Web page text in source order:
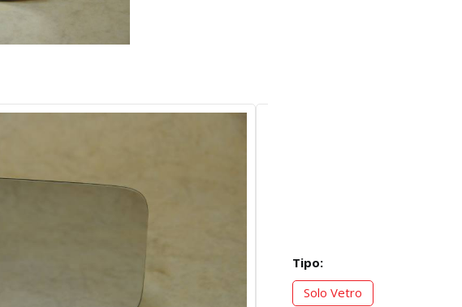
Tipo:
Solo Vetro